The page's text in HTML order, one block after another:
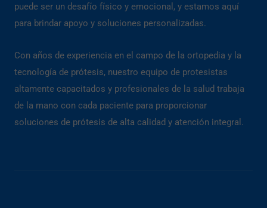
puede ser un desafío físico y emocional, y estamos aquí
para brindar apoyo y soluciones personalizadas.
Con años de experiencia en el campo de la ortopedia y la
tecnología de prótesis, nuestro equipo de protesistas
altamente capacitados y profesionales de la salud trabaja
de la mano con cada paciente para proporcionar
soluciones de prótesis de alta calidad y atención integral.